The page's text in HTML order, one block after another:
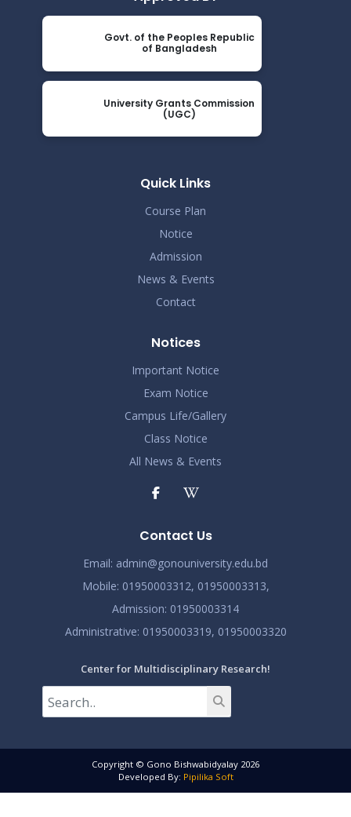
Govt. of the Peoples Republic
of Bangladesh
University Grants Commission
(UGC)
Quick Links
Course Plan
Notice
Admission
News & Events
Contact
Notices
Important Notice
Exam Notice
Campus Life/Gallery
Class Notice
All News & Events
Contact Us
Email: admin@gonouniversity.edu.bd
Mobile: 01950003312, 01950003313,
Admission: 01950003314
Administrative: 01950003319, 01950003320
Center for Multidisciplinary Research!
Copyright © Gono Bishwabidyalay 2026
Developed By: Pipilika Soft